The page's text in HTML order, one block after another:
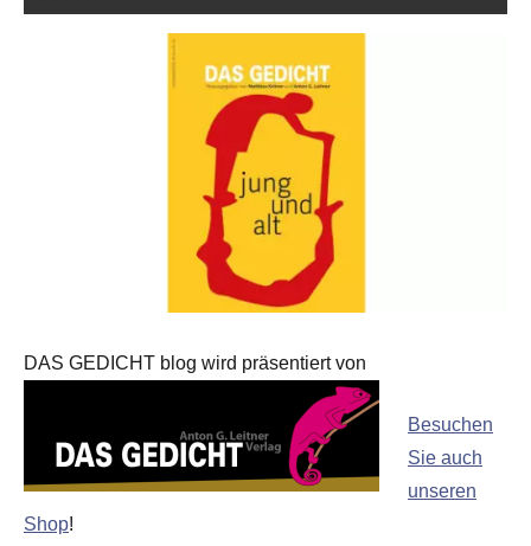
DAS GEDICHT blog wird präsentiert von
Besuchen
Sie auch
unseren
Shop!